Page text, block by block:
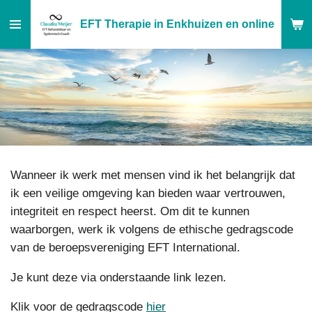
direct
naar
de
hoofdinhoud
EFT Therapie in Enkhuizen en online
Wanneer ik werk met mensen vind ik het belangrijk dat
ik een veilige omgeving kan bieden waar vertrouwen,
integriteit en respect heerst. Om dit te kunnen
waarborgen, werk ik volgens de ethische gedragscode
van de beroepsvereniging EFT International.
Je kunt deze via onderstaande link lezen.
Klik voor de gedragscode hier